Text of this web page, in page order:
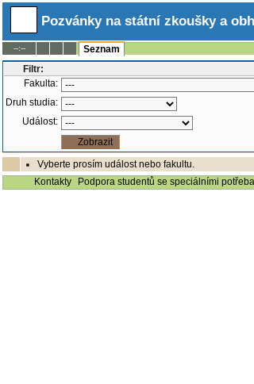
Pozvánky na státní zkoušky a
--:--
Seznam
Filtr:
Fakulta:
Druh studia:
Událost:
Vyberte prosím událost nebo fakultu.
Kontakty
Podpora studentů se speciálními